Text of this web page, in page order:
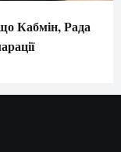
Кабмін, Рада